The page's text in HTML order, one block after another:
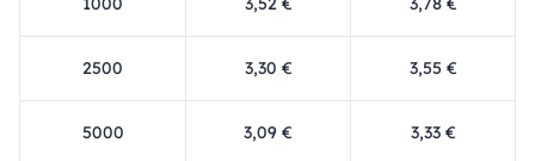
2500 3,30 € 3,55 €
5000 3,09 € 3,33 €